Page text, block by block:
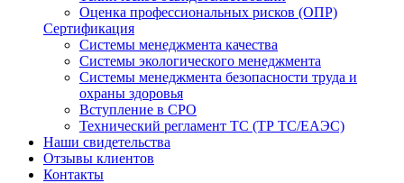
Оценка профессиональных рисков (ОПР)
Сертификация
Системы менеджмента качества
Системы экологического менеджмента
Системы менеджмента безопасности труда и
охраны здоровья
Вступление в СРО
Технический регламент ТС (ТР ТС/ЕАЭС)
Наши свидетельства
Отзывы клиентов
Контакты